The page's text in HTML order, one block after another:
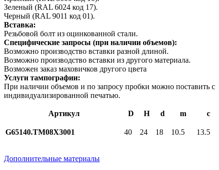
Зеленый (RAL 6024 код 17).
Черный (RAL 9011 код 01).
Вставка:
Резьбовой болт из оцинкованной стали.
Специфические запросы (при наличии объемов):
Возможно производство вставки разной длиной.
Возможно производство вставки из другого материала.
Возможен заказ маховичков другого цвета
Услуги тампографии:
При наличии объемов и по запросу пробки можно поставить с
индивидуализированной печатью.
Артикул D H d m c
G65140.TM08X3001 40 24 18 10.5 13.5
Дополнительные материалы